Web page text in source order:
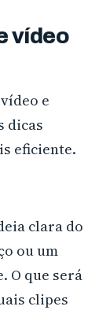
vídeo
e
dicas
eficiente.
clara do
ou um
O que será
clipes